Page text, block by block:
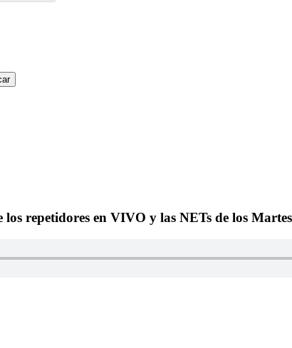
repetidores en VIVO y las NETs de los